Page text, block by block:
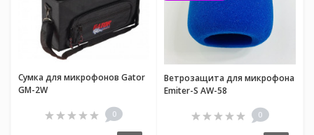
Сумка для микрофонов Gator
GM-2W
0
Ветрозащита для микрофона
Emiter-S AW-58
0